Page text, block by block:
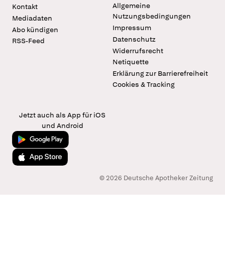
Kontakt
Mediadaten
Abo kündigen
RSS-Feed
Allgemeine
Nutzungsbedingungen
Impressum
Datenschutz
Widerrufsrecht
Netiquette
Erklärung zur Barrierefreiheit
Cookies & Tracking
Jetzt auch als App für iOS
und Android
Jetzt bei Google Play
Laden im App Store
© 2026 Deutsche Apotheker Zeitung